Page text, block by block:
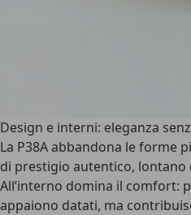
Design e interni: eleganza
La P38A abbandona le forme
di prestigio autentico, lontano
All’interno domina il comfort:
appaiono datati, ma